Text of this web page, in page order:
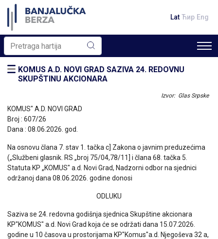
Lat Ћир Eng
KOMUS A.D. NOVI GRAD SAZIVA 24. REDOVNU
SKUPŠTINU AKCIONARA
Izvor: Glas Srpske
KOMUS" A.D. NOVI GRAD
Broj : 607/26
Dana : 08.06.2026. god.
Na osnovu člana 7. stav 1. tačka c] Zakona o javnim preduzećima
(„Službeni glasnik. RS „broj 75/04,78/11] i člana 68. tačka 5.
Statuta KP „KOMUS" a.d. Novi Grad, Nadzorni odbor na sjednici
održanoj dana 08.06.2026. godine donosi
ODLUKU
Saziva se 24. redovna godišnja sjednica Skupštine akcionara
KP"KOMUS" a.d. Novi Grad koja će se održati dana 15.07.2026.
godine u 10 časova u prostorijama KP"Komus"a.d. Njegoševa 32 a,